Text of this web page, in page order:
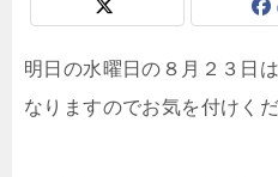
明日の水曜日の８月２３日
なりますのでお気を付けく